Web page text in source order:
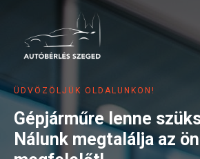
ÜDVÖZÖLJÜK OLDALUNKON!
Gépjárműre lenne
Nálunk megtalálja az